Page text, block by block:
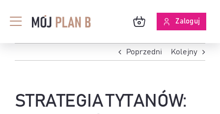
zawartości
Toggle
Navigation
BLOG
Zaloguj
Poprzedni Kolejny
STRATEGIA TYTANÓW: